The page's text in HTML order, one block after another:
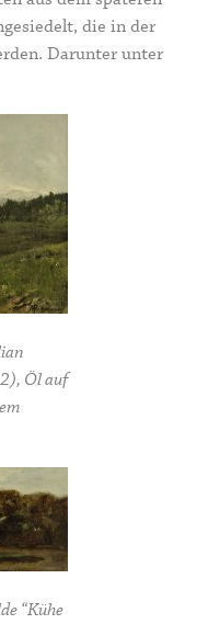
die in der
Darunter unter
Öl auf
“Kühe